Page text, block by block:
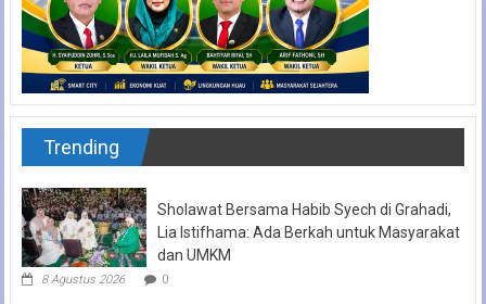
Trending
Sholawat Bersama Habib Syech di Grahadi,
Lia Istifhama: Ada Berkah untuk Masyarakat
dan UMKM
8 Agustus 2026 0